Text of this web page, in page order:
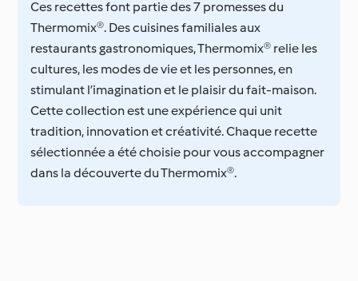
Ces recettes font partie des 7 promesses du
Thermomix®. Des cuisines familiales aux
restaurants gastronomiques, Thermomix® relie les
cultures, les modes de vie et les personnes, en
stimulant l’imagination et le plaisir du fait-maison.
Cette collection est une expérience qui unit
tradition, innovation et créativité. Chaque recette
sélectionnée a été choisie pour vous accompagner
dans la découverte du Thermomix®.